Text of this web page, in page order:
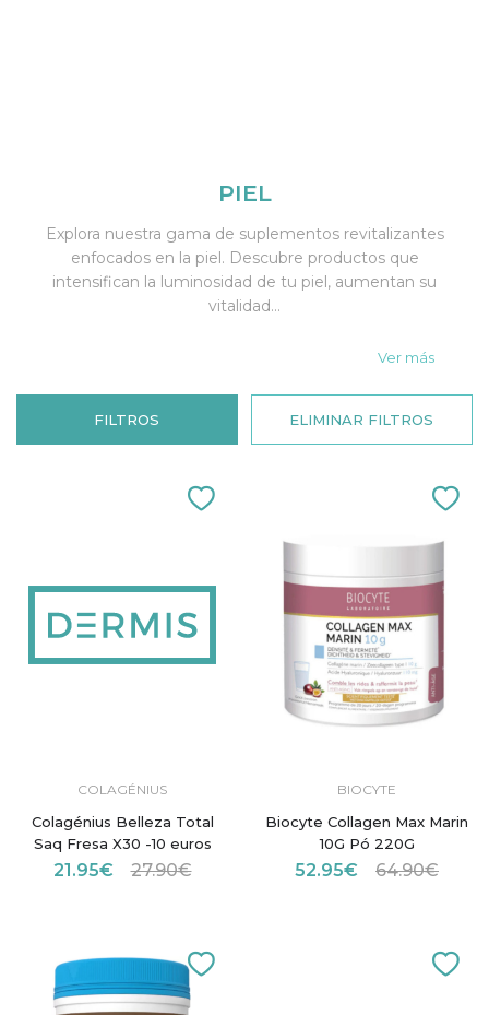
PIEL
Explora nuestra gama de suplementos revitalizantes
enfocados en la piel. Descubre productos que
intensifican la luminosidad de tu piel, aumentan su
vitalidad...
Ver más
FILTROS ELIMINAR FILTROS
COLAGÉNIUS
Colagénius Belleza Total
Saq Fresa X30 -10 euros
21.95€ 27.90€
BIOCYTE
Biocyte Collagen Max Marin
10G Pó 220G
52.95€ 64.90€